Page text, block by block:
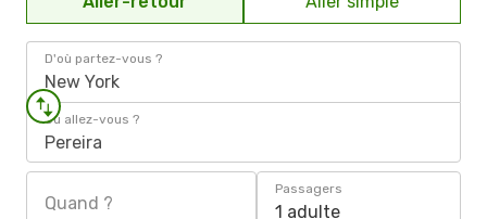
D'où partez-vous ?
New York
Où allez-vous ?
Pereira
Quand ?
Passagers
1 adulte